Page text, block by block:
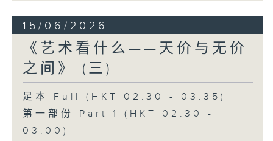
15/06/2026
《艺术看什么——天价与无价
之间》 (三)
足本 Full (HKT 02:30 - 03:35)
第一部份 Part 1 (HKT 02:30 -
03:00)